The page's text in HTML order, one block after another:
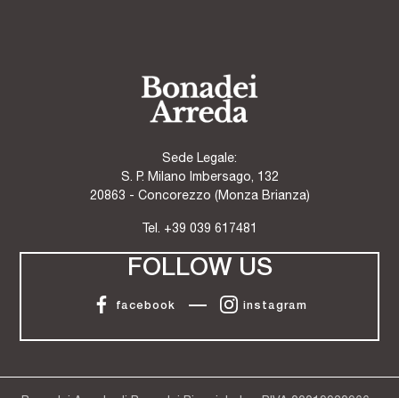
Sede Legale:
S. P. Milano Imbersago, 132
20863 - Concorezzo (Monza Brianza)
Tel. +39 039 617481
FOLLOW US
facebook instagram